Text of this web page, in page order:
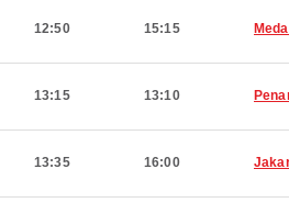
12:50 15:15
13:15 13:10
13:35 16:00